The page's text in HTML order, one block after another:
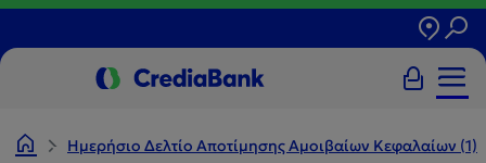
Ημερήσιο Δελτίο Αποτίμησης Αμοιβαίων Κεφαλαίων (1)